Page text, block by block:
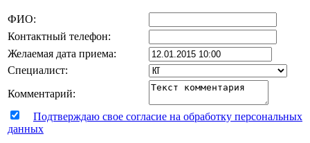
ФИО:
Контактный телефон:
Желаемая дата приема:
Специалист:
Комментарий:
Подтверждаю свое согласие на обработку персональных
данных